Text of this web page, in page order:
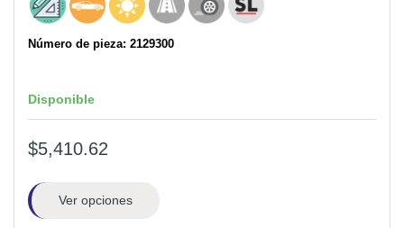
Número de pieza: 2129300
Disponible
$5,410.62
Ver opciones